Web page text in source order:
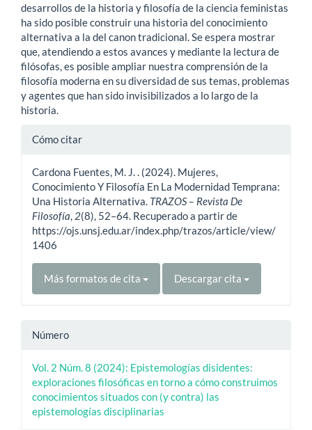
desarrollos de la historia y filosofía de la ciencia feministas
ha sido posible construir una historia del conocimiento
alternativa a la del canon tradicional. Se espera mostrar
que, atendiendo a estos avances y mediante la lectura de
filósofas, es posible ampliar nuestra comprensión de la
filosofía moderna en su diversidad de sus temas, problemas
y agentes que han sido invisibilizados a lo largo de la
historia.
Detalles
artículo
Cómo citar
Cardona Fuentes, M. J. . (2024). Mujeres,
Conocimiento Y Filosofía En La Modernidad Temprana:
Una Historia Alternativa. TRAZOS – Revista De
Filosofía, 2(8), 52–64. Recuperado a partir de
https://ojs.unsj.edu.ar/index.php/trazos/article/view/
1406
Más formatos de cita Descargar cita
Número
Vol. 2 Núm. 8 (2024): Epistemologías disidentes:
exploraciones filosóficas en torno a cómo construimos
conocimientos situados con (y contra) las
epistemologías disciplinarias